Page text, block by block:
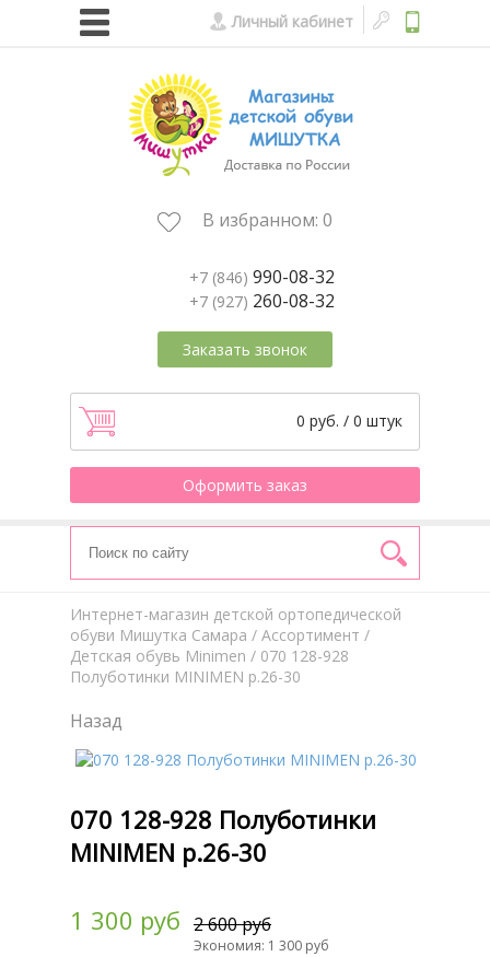
Личный кабинет
В избранном: 0
+7 (846) 990-08-32
+7 (927) 260-08-32
Заказать звонок
0 руб. / 0 штук
Оформить заказ
Интернет-магазин детской ортопедической
обуви Мишутка Самара / Aссортимент /
Детская обувь Minimen / 070 128-928
Полуботинки MINIMEN р.26-30
Назад
070 128-928 Полуботинки
MINIMEN р.26-30
1 300 руб 2 600 руб
Экономия: 1 300 руб